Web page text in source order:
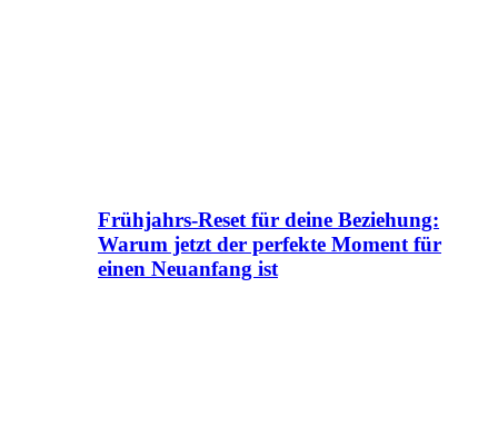
Frühjahrs-Reset für deine Beziehung:
Warum jetzt der perfekte Moment für
einen Neuanfang ist